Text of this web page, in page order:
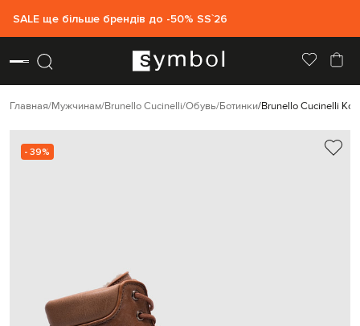
SALE ще більше брендів до -50% SS`26
Главная Мужчинам Brunello Cucinelli Обувь Ботинки Brunello Cucinelli
- 39%